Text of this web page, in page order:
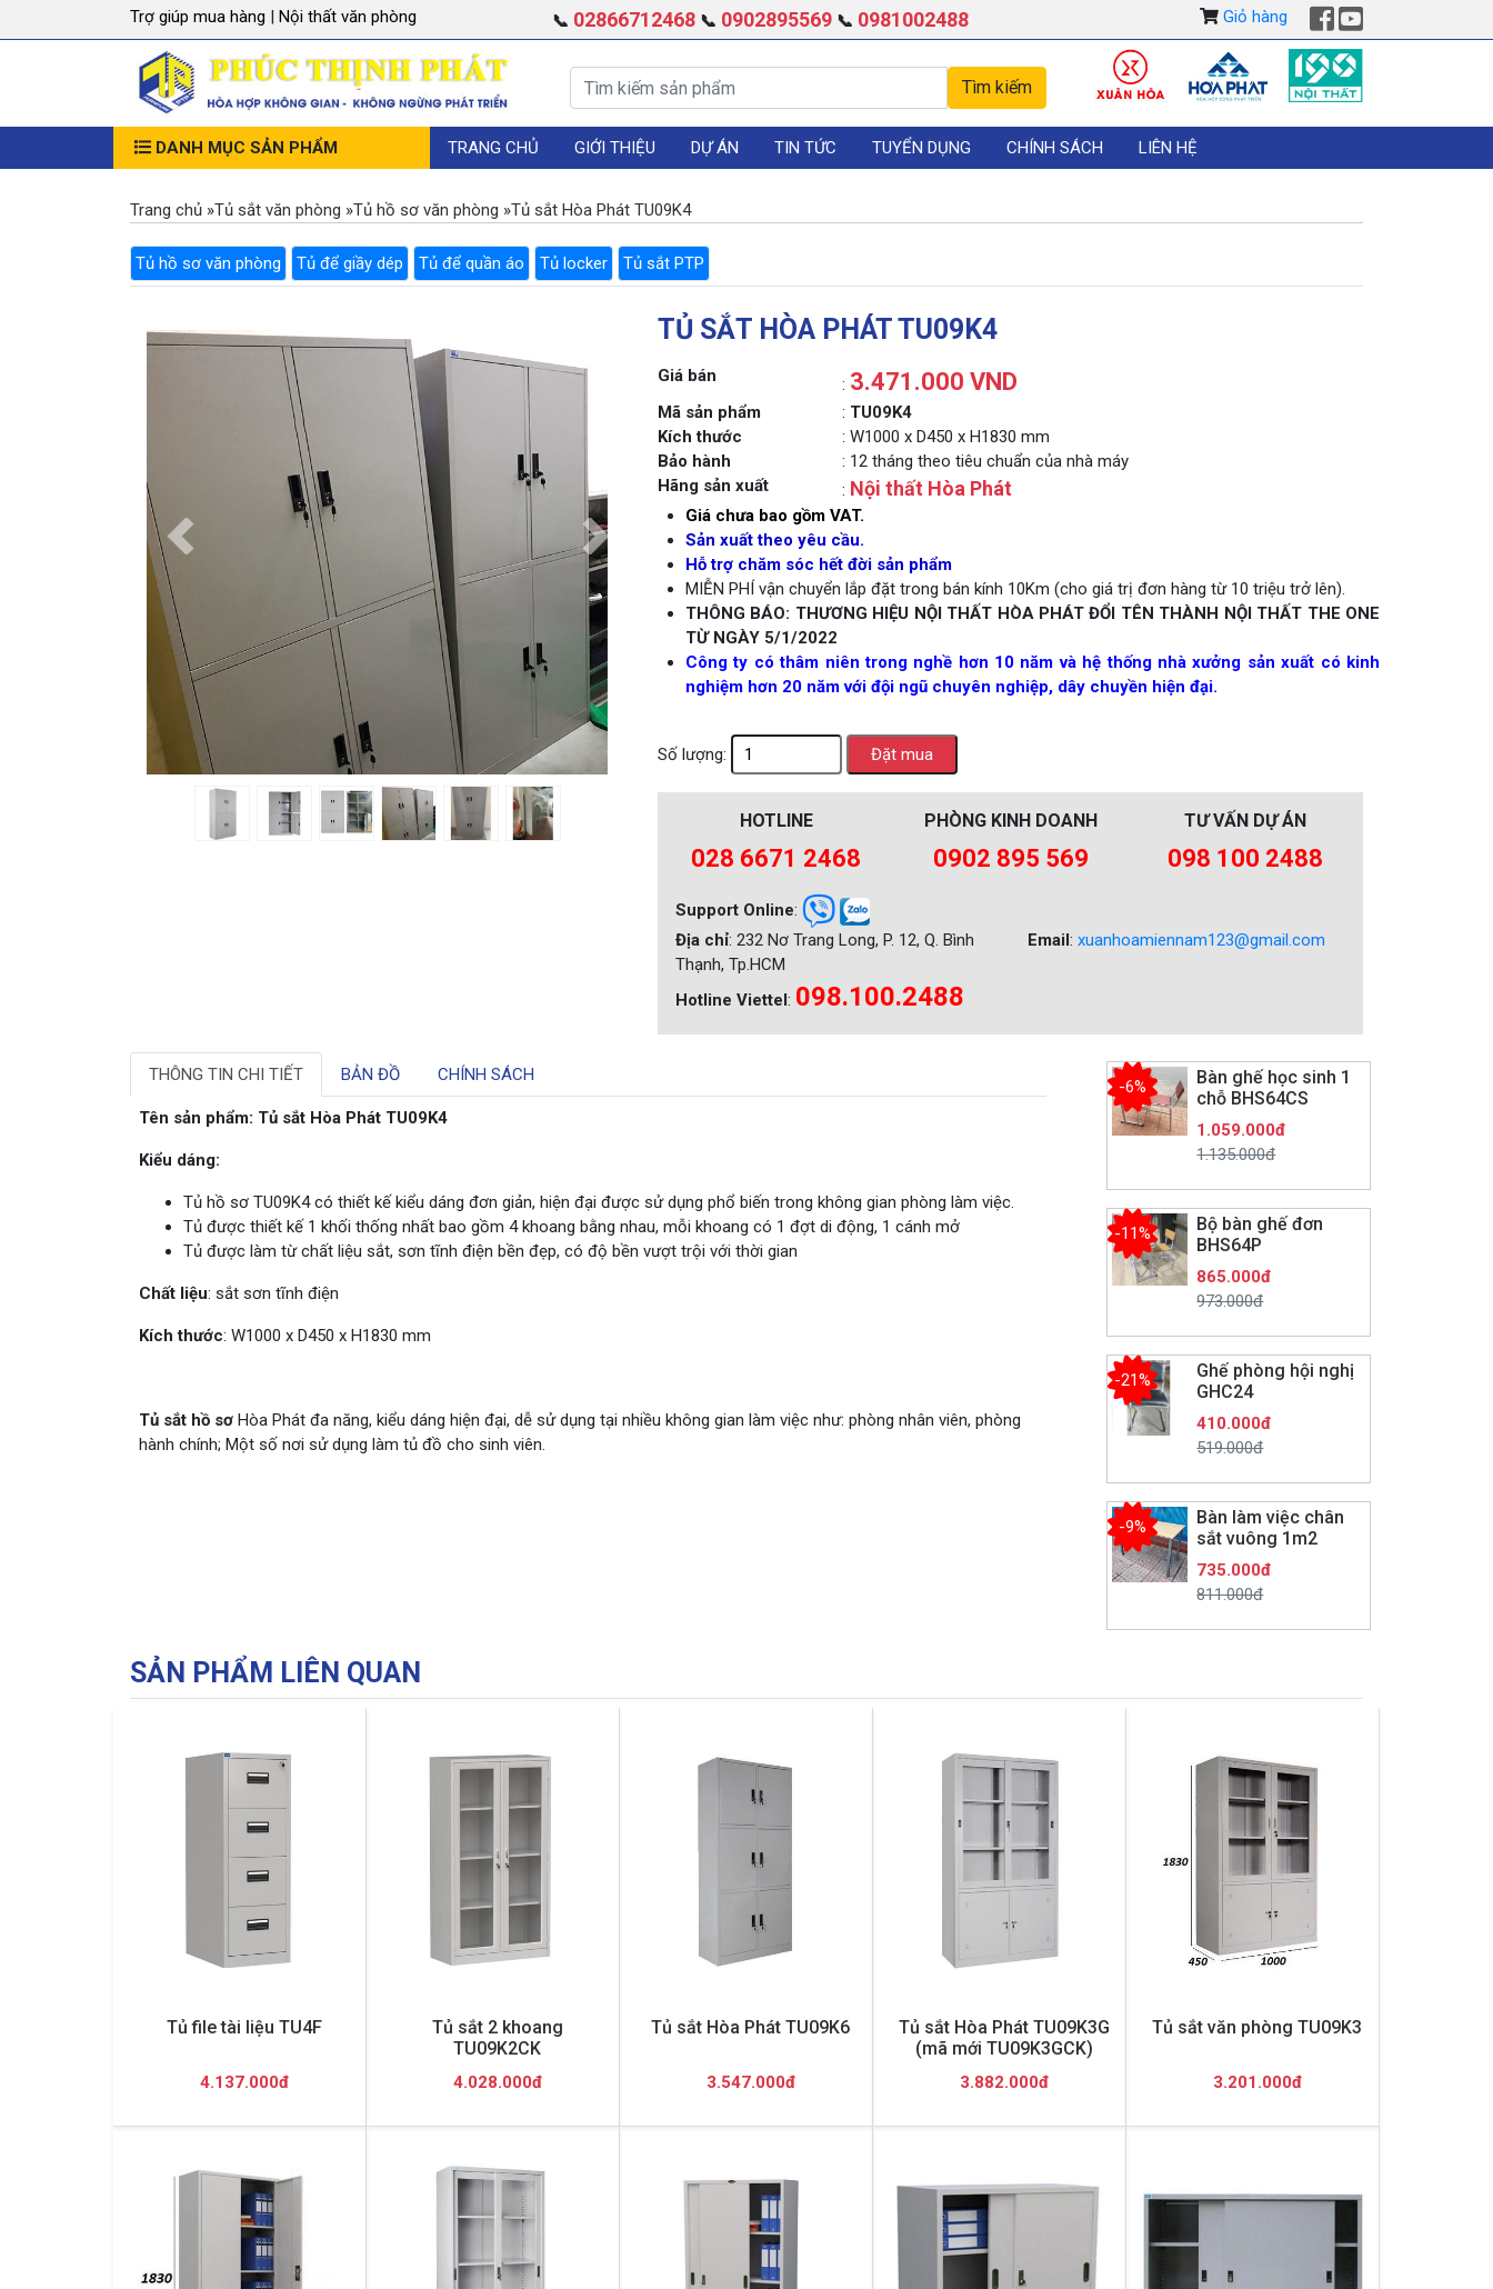
Trợ giúp mua hàng | Nội thất văn phòng 📞 02866712468 📞 0902895569 📞 0981002488 Giỏ hàng
DANH MỤC SẢN PHẨM TRANG CHỦ GIỚI THIỆU DỰ ÁN TIN TỨC TUYỂN DỤNG CHÍNH SÁCH LIÊN HỆ
Trang chủ »Tủ sắt văn phòng »Tủ hồ sơ văn phòng »Tủ sắt Hòa Phát TU09K4
Tủ hồ sơ văn phòng Tủ để giầy dép Tủ để quần áo Tủ locker Tủ sắt PTP
TỦ SẮT HÒA PHÁT TU09K4
Giá bán : 3.471.000 VND
Mã sản phẩm : TU09K4
Kích thước
: W1000 x D450 x H1830 mm
Bảo hành
: 12 tháng theo tiêu chuẩn của nhà máy
Hãng sản xuất
: Nội thất Hòa Phát
Giá chưa bao gồm VAT.
Sản xuất theo yêu cầu.
Hỗ trợ chăm sóc hết đời sản phẩm
MIỄN PHÍ vận chuyển lắp đặt trong bán kính 10Km (cho giá trị đơn hàng từ 10 triệu trở lên).
THÔNG BÁO: THƯƠNG HIỆU NỘI THẤT HÒA PHÁT ĐỔI TÊN THÀNH NỘI THẤT THE ONE
TỪ NGÀY 5/1/2022
Công ty có thâm niên trong nghề hơn 10 năm và hệ thống nhà xưởng sản xuất có kinh
nghiệm hơn 20 năm với đội ngũ chuyên nghiệp, dây chuyền hiện đại.
Số lượng:
HOTLINE
028 6671 2468
PHÒNG KINH DOANH
0902 895 569
TƯ VẤN DỰ ÁN
098 100 2488
Support Online:
Địa chỉ: 232 Nơ Trang Long, P. 12, Q. Bình
Thạnh, Tp.HCM
Hotline Viettel: 098.100.2488
Email: xuanhoamiennam123@gmail.com
THÔNG TIN CHI TIẾT BẢN ĐỒ CHÍNH SÁCH
Tên sản phẩm: Tủ sắt Hòa Phát TU09K4
Kiểu dáng:
Tủ hồ sơ TU09K4 có thiết kế kiểu dáng đơn giản, hiện đại được sử dụng phổ biến trong không gian phòng làm việc.
Tủ được thiết kế 1 khối thống nhất bao gồm 4 khoang bằng nhau, mỗi khoang có 1 đợt di động, 1 cánh mở
Tủ được làm từ chất liệu sắt, sơn tĩnh điện bền đẹp, có độ bền vượt trội với thời gian
Chất liệu: sắt sơn tĩnh điện
Kích thước: W1000 x D450 x H1830 mm
Tủ sắt hồ sơ Hòa Phát đa năng, kiểu dáng hiện đại, dễ sử dụng tại nhiều không gian làm việc như: phòng nhân viên, phòng
hành chính; Một số nơi sử dụng làm tủ đồ cho sinh viên.
Bàn ghế học sinh 1
chỗ BHS64CS
-6%
1.059.000đ
1.135.000đ
Bộ bàn ghế đơn
BHS64P
-11%
865.000đ
973.000đ
Ghế phòng hội nghị
GHC24
-21%
410.000đ
519.000đ
Bàn làm việc chân
sắt vuông 1m2
-9%
735.000đ
811.000đ
SẢN PHẨM LIÊN QUAN
Tủ file tài liệu TU4F
4.137.000đ
Tủ sắt 2 khoang
TU09K2CK
4.028.000đ
Tủ sắt Hòa Phát TU09K6
3.547.000đ
Tủ sắt Hòa Phát TU09K3G
(mã mới TU09K3GCK)
3.882.000đ
Tủ sắt văn phòng TU09K3
3.201.000đ